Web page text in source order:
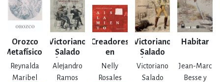
Orozco
Metafísico /
Metaphysical
Orozco
Reynalda
Maribel
Victoriano
Salado
Álvarez
Alejandro
Ramos
Creadores
en
aislamiento
Nelly
Rosales
Victoriano
Salado
Álvarez
Victoriano
Salado
Habitar
Jean-Marc
Besse y